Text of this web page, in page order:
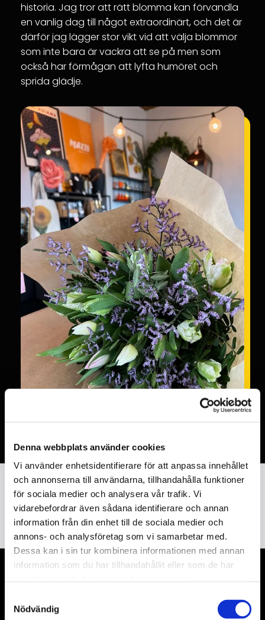
Denna webbplats använder cookies
Vi använder enhetsidentifierare för att anpassa innehållet
och annonserna till användarna, tillhandahålla funktioner
för sociala medier och analysera vår trafik. Vi
vidarebefordrar även sådana identifierare och annan
information från din enhet till de sociala medier och
annons- och analysföretag som vi samarbetar med.
Dessa kan i sin tur kombinera informationen med annan
information som du har tillhandahållit eller som de har
Nödvändig
historia. Jag tror att rätt blomma kan förvandla
en vanlig dag till något extraordinärt, och det är
därför jag lägger stor vikt vid att välja blommor
som inte bara är vackra att se på men som
också har förmågan att lyfta humöret och
sprida glädje.
Se våra recensioner
BESTÄLL ARRANGEMANG SOM
DU KAN FÅ PRECIS SOM DU VILL